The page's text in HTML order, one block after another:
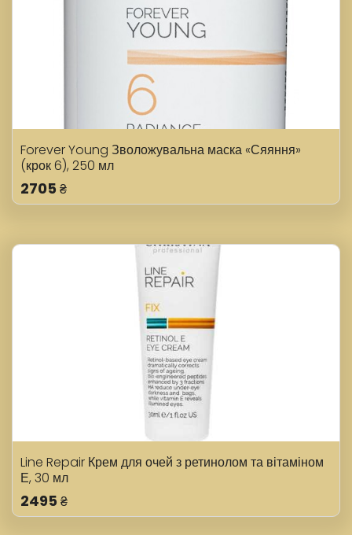
Forever Young Зволожувальна маска «Сяяння»
(крок 6), 250 мл
2705 ₴
Line Repair Крем для очей з ретинолом та вітаміном
Е, 30 мл
2495 ₴